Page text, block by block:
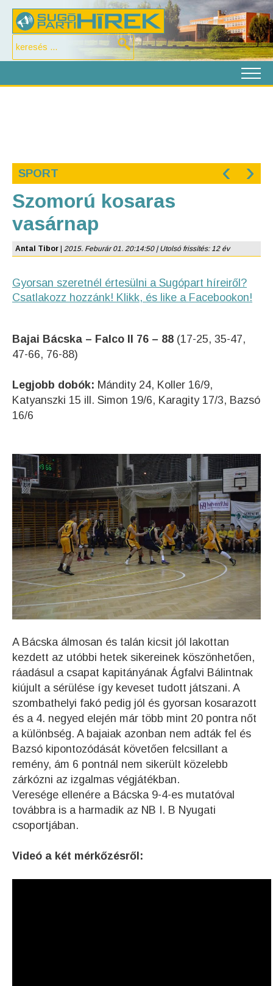
SPORT ‹ ›
Szomorú kosaras
vasárnap
Antal Tibor 2015. Feburár 01. 20:14:50 | Utolsó frissítés: 12 év
Gyorsan szeretnél értesülni a Sugópart híreiről?
Csatlakozz hozzánk! Klikk, és like a Facebookon!
Bajai Bácska – Falco II 76 – 88 (17-25, 35-47,
47-66, 76-88)
Legjobb dobók: Mándity 24, Koller 16/9,
Katyanszki 15 ill. Simon 19/6, Karagity 17/3, Bazsó
16/6
A Bácska álmosan és talán kicsit jól lakottan
kezdett az utóbbi hetek sikereinek köszönhetően,
ráadásul a csapat kapitányának Ágfalvi Bálintnak
kiújult a sérülése így keveset tudott játszani. A
szombathelyi fakó pedig jól és gyorsan kosarazott
és a 4. negyed elején már több mint 20 pontra nőt
a különbség. A bajaiak azonban nem adták fel és
Bazsó kipontozódását követően felcsillant a
remény, ám 6 pontnál nem sikerült közelebb
zárkózni az izgalmas végjátékban.
Veresége ellenére a Bácska 9-4-es mutatóval
továbbra is a harmadik az NB I. B Nyugati
csoportjában.
Videó a két mérkőzésről: